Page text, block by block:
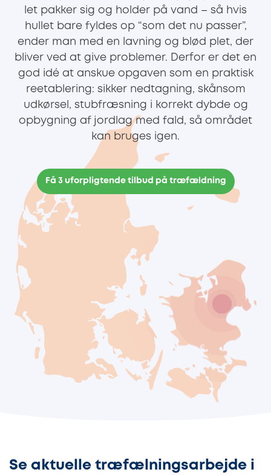
let pakker sig og holder på vand – så hvis
hullet bare fyldes op “som det nu passer”,
ender man med en lavning og blød plet, der
bliver ved at give problemer. Derfor er det en
god idé at anskue opgaven som en praktisk
reetablering: sikker nedtagning, skånsom
udkørsel, stubfræsning i korrekt dybde og
opbygning af jordlag med fald, så området
kan bruges igen.
Få 3 uforpligtende tilbud på træfældning
Se aktuelle træfælningsarbejde i